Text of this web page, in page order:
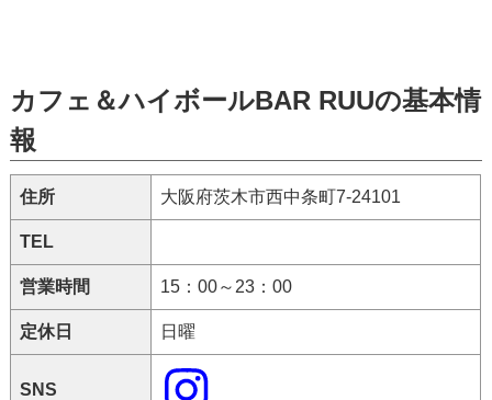
カフェ＆ハイボールBAR RUUの基本情
報
住所 大阪府茨木市西中条町7-24101
TEL
営業時間 15：00～23：00
定休日 日曜
SNS